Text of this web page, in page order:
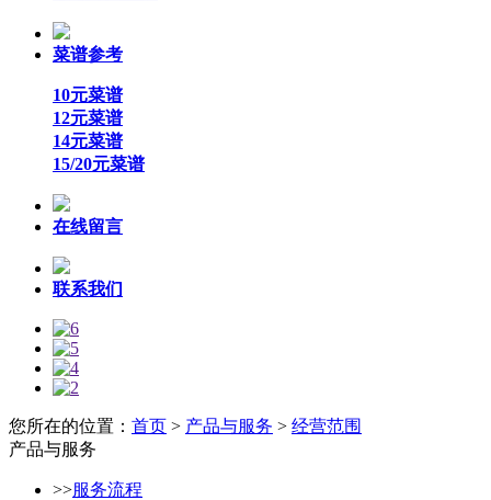
菜谱参考
10元菜谱
12元菜谱
14元菜谱
15/20元菜谱
在线留言
联系我们
您所在的位置： 首页 > 产品与服务 > 经营范围
产品与服务
>>服务流程